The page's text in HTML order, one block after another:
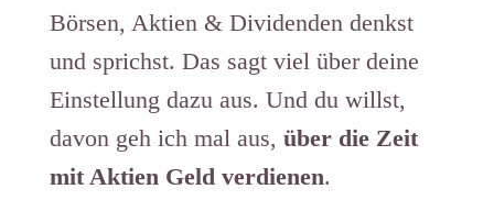
Börsen, Aktien & Dividenden denkst
und sprichst. Das sagt viel über deine
Einstellung dazu aus. Und du willst,
davon geh ich mal aus, über die Zeit
mit Aktien Geld verdienen.